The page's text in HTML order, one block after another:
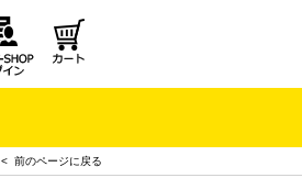
< 前のページに戻る